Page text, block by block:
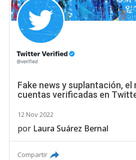
Fake news y suplantación, el
cuentas verificadas en
12 Nov 2022
por Laura Suárez Bernal
Compartir